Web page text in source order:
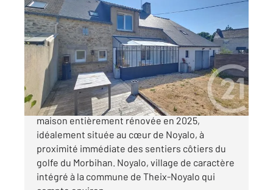
THEIX NOYALO 56
93 m2, 4 pièces
Ref : 1258
Maison à vendre
365 000 €
Century 21 vous propose cette charmante
maison entièrement rénovée en 2025,
idéalement située au cœur de Noyalo, à
proximité immédiate des sentiers côtiers du
golfe du Morbihan. Noyalo, village de caractère
intégré à la commune de Theix-Noyalo qui